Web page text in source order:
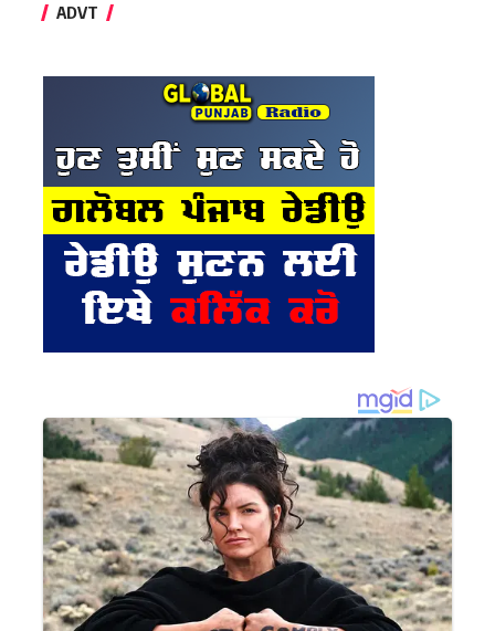
ADVT